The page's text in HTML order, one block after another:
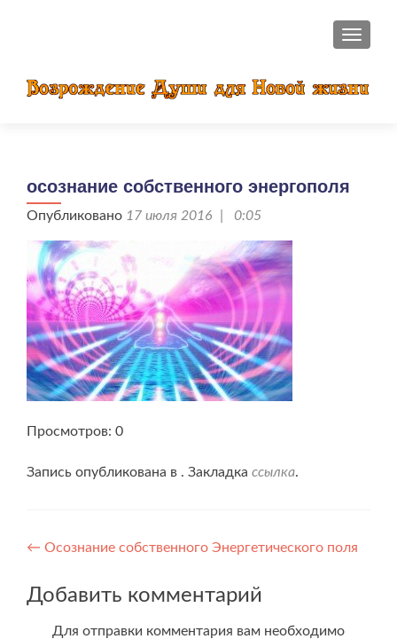
осознание собственного энергополя
Опубликовано 17 июля 2016 | 0:05
Просмотров: 0
Запись опубликована в . Закладка ссылка.
Навигация
по
записям
← Осознание собственного Энергетического поля
Добавить комментарий
Для отправки комментария вам необходимо